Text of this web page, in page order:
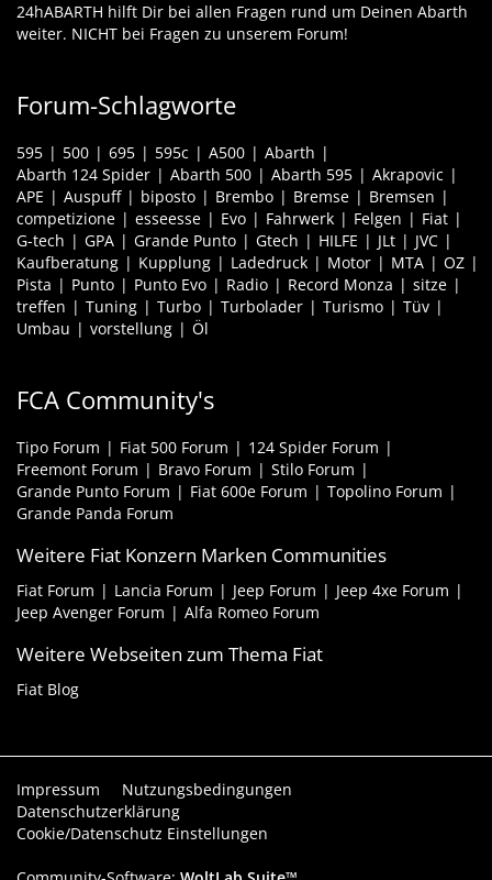
24hABARTH hilft Dir bei allen Fragen rund um Deinen Abarth
weiter. NICHT bei Fragen zu unserem Forum!
Forum-Schlagworte
595 500 695 595c A500
Abarth
Abarth 124 Spider
Abarth 500 Abarth 595
Akrapovic
APE
Auspuff biposto Brembo Bremse
Bremsen
competizione
esseesse Evo Fahrwerk Felgen
Fiat
G-tech
GPA Grande Punto Gtech HILFE JLt
JVC
Kaufberatung
Kupplung Ladedruck Motor MTA
OZ
Pista
Punto Punto Evo Radio Record Monza
sitze
treffen
Tuning Turbo Turbolader Turismo
Tüv
Umbau
vorstellung Öl
FCA Community's
Tipo Forum Fiat 500 Forum
124 Spider Forum
Freemont Forum
Bravo Forum
Stilo Forum
Grande Punto Forum
Fiat 600e Forum
Topolino Forum
Grande Panda Forum
Weitere Fiat Konzern Marken Communities
Fiat Forum Lancia Forum Jeep Forum
Jeep 4xe Forum
Jeep Avenger Forum
Alfa Romeo Forum
Weitere Webseiten zum Thema Fiat
Fiat Blog
Impressum
Nutzungsbedingungen
Datenschutzerklärung
Cookie/Datenschutz Einstellungen